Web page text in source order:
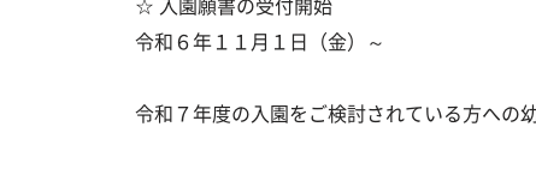
令和６年１１月１日（金）～
令和７年度の入園をご検討されている方への